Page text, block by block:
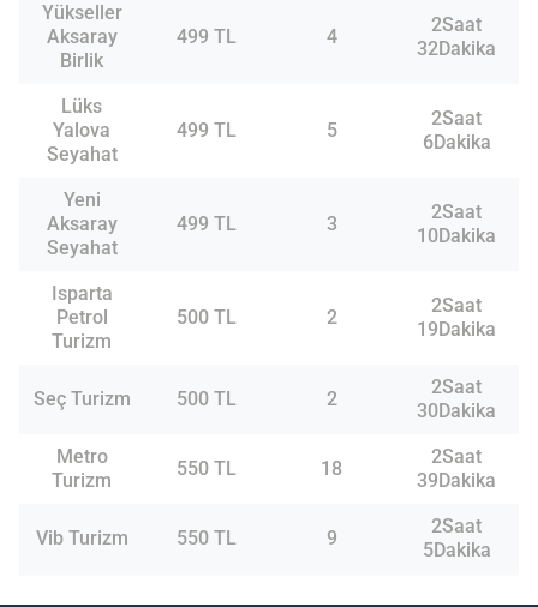
Yükseller
Aksaray
Birlik
499 TL 4
2Saat
32Dakika
Lüks
Yalova
Seyahat
499 TL 5
2Saat
6Dakika
Yeni
Aksaray
Seyahat
499 TL 3
2Saat
10Dakika
Isparta
Petrol
Turizm
500 TL 2
2Saat
19Dakika
Seç Turizm 500 TL 2
2Saat
30Dakika
Metro
Turizm
550 TL 18
2Saat
39Dakika
Vib Turizm 550 TL 9
2Saat
5Dakika